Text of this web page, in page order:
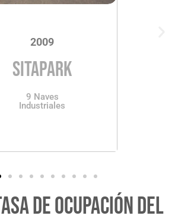
2009
SITAPARK
9 Naves
Industriales
DE OCUPACIóN DEL